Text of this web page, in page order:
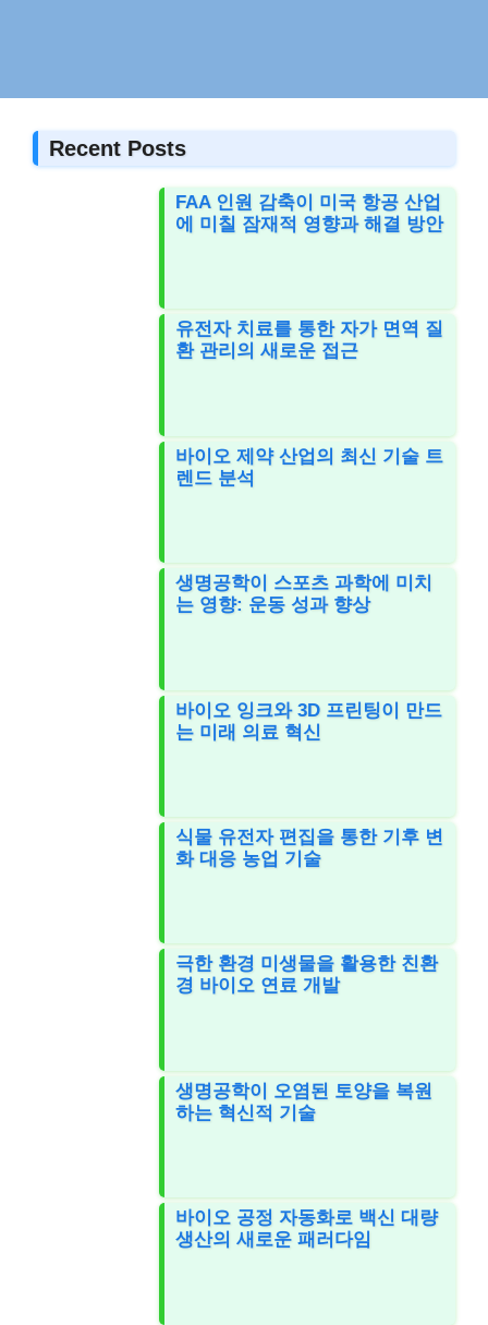
Recent Posts
FAA 인원 감축이 미국 항공 산업
에 미칠 잠재적 영향과 해결 방안
유전자 치료를 통한 자가 면역 질
환 관리의 새로운 접근
바이오 제약 산업의 최신 기술 트
렌드 분석
생명공학이 스포츠 과학에 미치
는 영향: 운동 성과 향상
바이오 잉크와 3D 프린팅이 만드
는 미래 의료 혁신
식물 유전자 편집을 통한 기후 변
화 대응 농업 기술
극한 환경 미생물을 활용한 친환
경 바이오 연료 개발
생명공학이 오염된 토양을 복원
하는 혁신적 기술
바이오 공정 자동화로 백신 대량
생산의 새로운 패러다임